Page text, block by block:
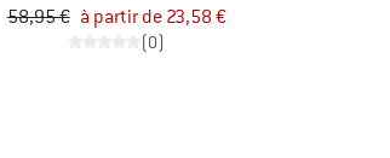
58,95 € à partir de 23,58 €
(0)